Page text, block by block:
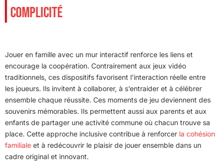
COMPLICITÉ
Jouer en famille avec un mur interactif renforce les liens et
encourage la coopération. Contrairement aux jeux vidéo
traditionnels, ces dispositifs favorisent l’interaction réelle entre
les joueurs. Ils invitent à collaborer, à s’entraider et à célébrer
ensemble chaque réussite. Ces moments de jeu deviennent des
souvenirs mémorables. Ils permettent aussi aux parents et aux
enfants de partager une activité commune où chacun trouve sa
place. Cette approche inclusive contribue à renforcer la cohésion
familiale et à redécouvrir le plaisir de jouer ensemble dans un
cadre original et innovant.